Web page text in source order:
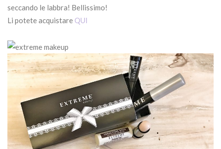
seccando le labbra! Bellissimo!
Li potete acquistare QUI